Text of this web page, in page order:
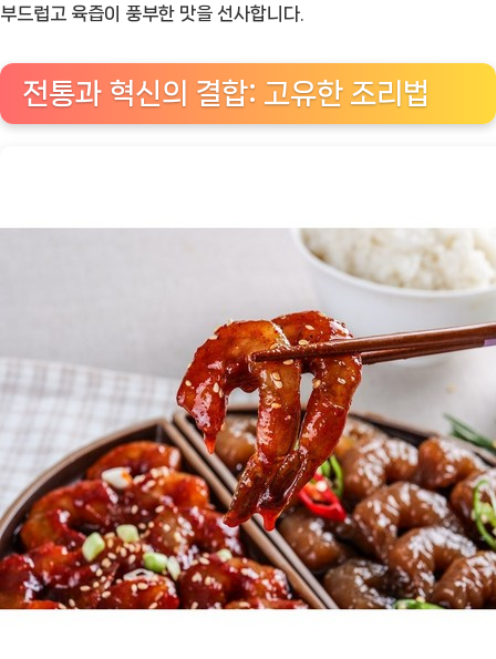
부드럽고 육즙이 풍부한 맛을 선사합니다.
전통과 혁신의 결합: 고유한 조리법